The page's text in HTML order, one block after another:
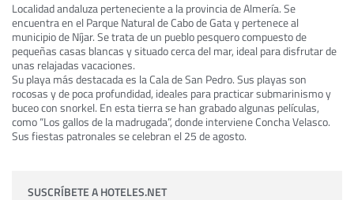
Localidad andaluza perteneciente a la provincia de Almería. Se
encuentra en el Parque Natural de Cabo de Gata y pertenece al
municipio de Níjar. Se trata de un pueblo pesquero compuesto de
pequeñas casas blancas y situado cerca del mar, ideal para disfrutar de
unas relajadas vacaciones.
Su playa más destacada es la Cala de San Pedro. Sus playas son
rocosas y de poca profundidad, ideales para practicar submarinismo y
buceo con snorkel. En esta tierra se han grabado algunas películas,
como “Los gallos de la madrugada”, donde interviene Concha Velasco.
Sus fiestas patronales se celebran el 25 de agosto.
SUSCRÍBETE A HOTELES.NET